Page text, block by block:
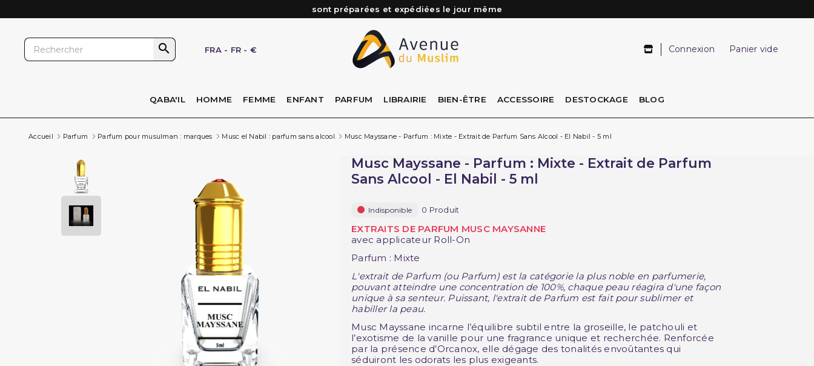
sont préparées et expédiées le jour même
Livraison offerte à partir de 89€ d'achat*
Les Commandes passées avant 15h (lun au Vend)
 FRA - FR - € Connexion Panier vide
QABA'IL HOMME FEMME ENFANT PARFUM LIBRAIRIE BIEN-ÊTRE ACCESSOIRE DESTOCKAGE BLOG
Accueil Parfum Parfum pour musulman : marques Musc el Nabil : parfum sans alcool Musc Mayssane - Parfum : Mixte - Extrait de Parfum Sans Alcool - El Nabil - 5 ml
Musc Mayssane - Parfum : Mixte - Extrait de Parfum
Sans Alcool - El Nabil - 5 ml
Indisponible 0 Produit
EXTRAITS DE PARFUM MUSC MAYSANNE
avec applicateur Roll-On
Parfum : Mixte
L'extrait de Parfum (ou Parfum) est la catégorie la plus noble en parfumerie,
pouvant atteindre une concentration de 100%, chaque peau réagira d'une façon
unique à sa senteur. Puissant, l'extrait de Parfum est fait pour sublimer et
habiller la peau.
Musc Mayssane incarne l’équilibre subtil entre la groseille, le patchouli et
l’exotisme de la vanille pour une fragrance unique et recherchée. Renforcée
par la présence d’Orcanox, elle dégage des tonalités envoûtantes qui
séduiront les odorats les plus exigeants.